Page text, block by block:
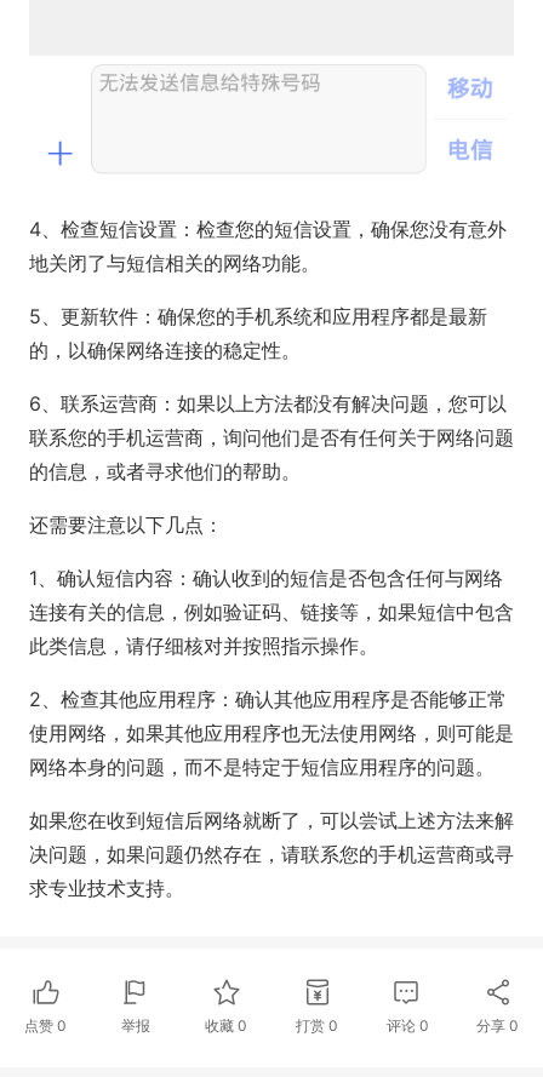
4、检查短信设置：检查您的短信设置，确保您没有意外
地关闭了与短信相关的网络功能。
5、更新软件：确保您的手机系统和应用程序都是最新
的，以确保网络连接的稳定性。
6、联系运营商：如果以上方法都没有解决问题，您可以
联系您的手机运营商，询问他们是否有任何关于网络问题
的信息，或者寻求他们的帮助。
还需要注意以下几点：
1、确认短信内容：确认收到的短信是否包含任何与网络
连接有关的信息，例如验证码、链接等，如果短信中包含
此类信息，请仔细核对并按照指示操作。
2、检查其他应用程序：确认其他应用程序是否能够正常
使用网络，如果其他应用程序也无法使用网络，则可能是
网络本身的问题，而不是特定于短信应用程序的问题。
如果您在收到短信后网络就断了，可以尝试上述方法来解
决问题，如果问题仍然存在，请联系您的手机运营商或寻
求专业技术支持。
点赞 0 举报 收藏0 打赏 0 评论 0 分享0